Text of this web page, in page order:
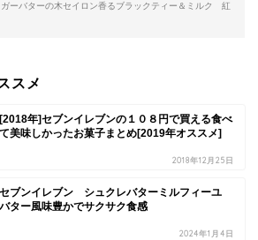
ーバターの木セイロン香るブラックティー＆ミルク 紅
スメ
[2018年]セブンイレブンの１０８円で買える食べ
て美味しかったお菓子まとめ[2019年オススメ]
2018年12月25日
セブンイレブン シュクレバターミルフィーユ
バター風味豊かでサクサク食感
2024年1月4日